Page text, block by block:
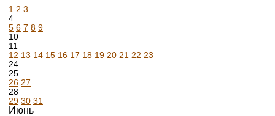
1 2 3
4
5 6 7 8 9
10
11
12 13 14 15 16 17 18 19 20 21 22 23
24
25
26 27
28
29 30 31
Июнь